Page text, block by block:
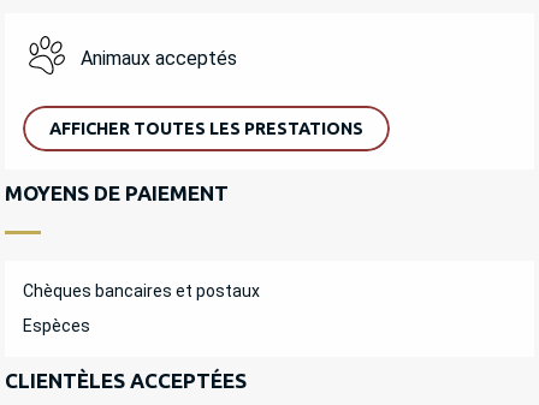
Animaux acceptés
AFFICHER TOUTES LES PRESTATIONS
MOYENS DE PAIEMENT
Chèques bancaires et postaux
Espèces
CLIENTÈLES ACCEPTÉES